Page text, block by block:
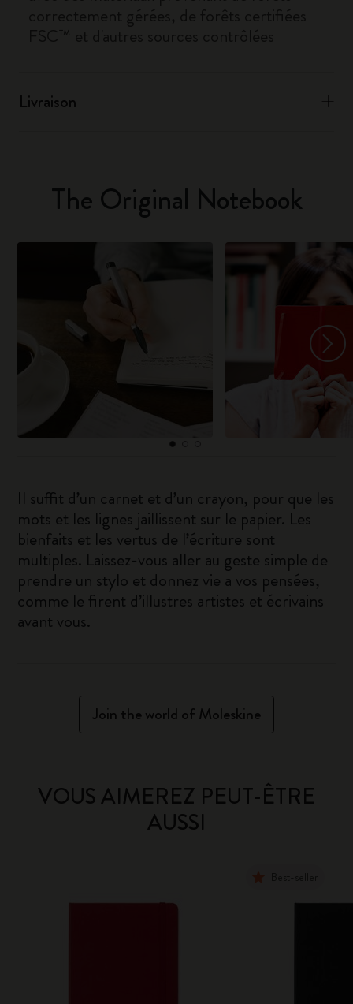
Livraison
The Original Notebook
Il suffit d’un carnet et d’un crayon, pour que les
mots et les lignes jaillissent sur le papier. Les
bienfaits et les vertus de l’écriture sont
multiples. Laissez-vous aller au geste simple de
prendre un stylo et donnez vie a vos pensées,
comme le firent d’illustres artistes et écrivains
avant vous.
Join the world of Moleskine
VOUS AIMEREZ PEUT-ÊTRE
AUSSI